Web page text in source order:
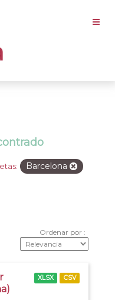
Barcelona
Ordenar por
XLSX CSV